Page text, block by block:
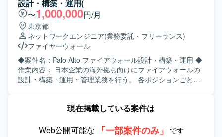
設計・構築・運用(
〜1,000,000円/月
東京都
ネットワークエンジニア(業務委託・フリーランス)
ファイヤーウォール
◆案件名：Palo Alto ファイアウォール設計・構築・運用 ◆
作業内容： 日本企業の海外拠点向けにファイアウォールの
設計・構築・運用・管理業務を行う。 各ポジションごとの
ブルシューティング対応(改善提案含む)を実施。 - 障害
(2)設計・構築PM ・直接お客様とコミュニケーションを
現在掲載している案件は
Web公開可能な
「一部案件のみ」 です